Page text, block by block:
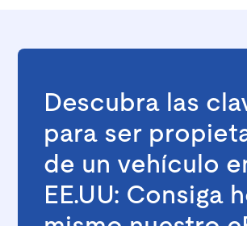
Descubra las
para ser
de un vehículo
EE.UU: Consiga